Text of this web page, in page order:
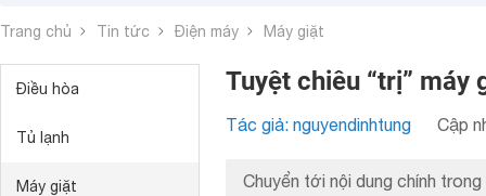
Trang chủ Tin tức Điện máy Máy giặt
Điều hòa
Tủ lạnh
Máy giặt
Tuyệt chiêu “trị” máy
Tác giả: nguyendinhtung Cập
Chuyển tới nội dung chính trong